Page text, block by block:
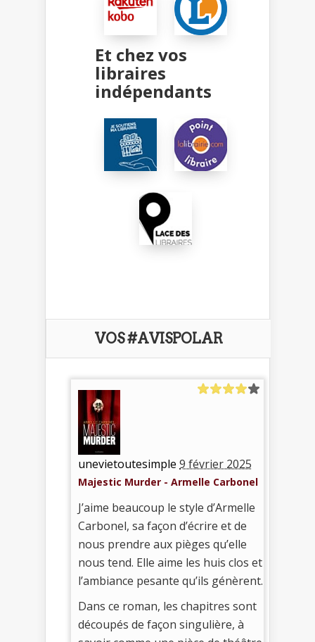
Et chez vos
libraires
indépendants
VOS #AVISPOLAR
unevietoutesimple 9 février 2025
Majestic Murder - Armelle Carbonel
J’aime beaucoup le style d’Armelle
Carbonel, sa façon d’écrire et de
nous prendre aux pièges qu’elle
nous tend. Elle aime les huis clos et
l’ambiance pesante qu’ils génèrent.
Dans ce roman, les chapitres sont
découpés de façon singulière, à